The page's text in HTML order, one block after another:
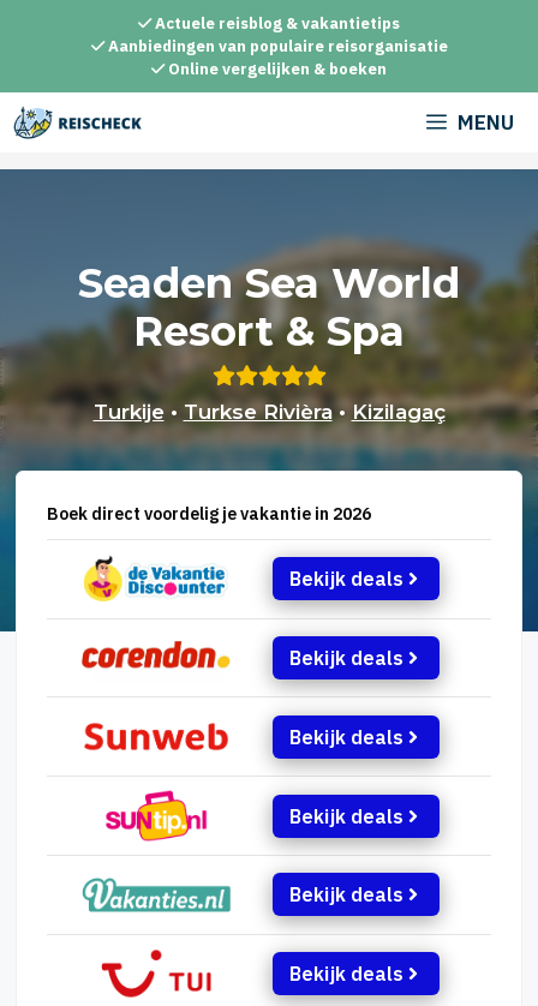
inhoud
Actuele reisblog & vakantietips
Aanbiedingen van populaire reisorganisatie
Online vergelijken & boeken
MENU
Seaden Sea World
Resort & Spa
Turkije • Turkse Rivièra• Kizilagaç
Boek direct voordelig je vakantie in 2026
Bekijk deals
Bekijk deals
Bekijk deals
Bekijk deals
Bekijk deals
Bekijk deals